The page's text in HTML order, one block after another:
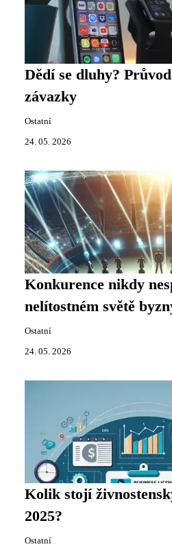
Dědí se dluhy?
závazky
Ostatní
24. 05. 2026
Konkurence nikdy
nelítostném světě
Ostatní
24. 05. 2026
Kolik stojí
2025?
Ostatní